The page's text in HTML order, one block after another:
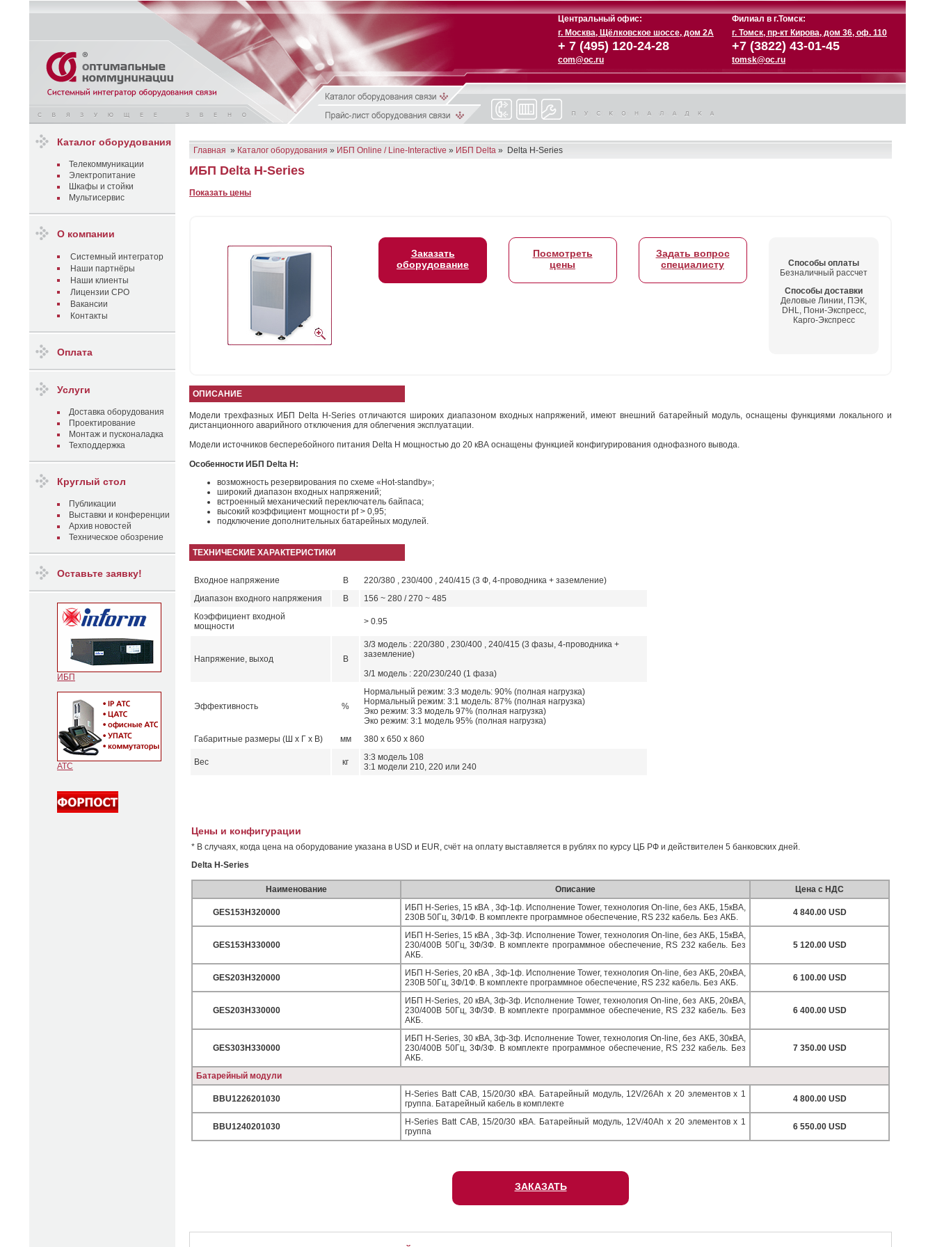
Центральный офис:
Филиал в г.Томск:
г. Москва, Щёлковское шоссе, дом 2А
г. Томск, пр-кт Кирова, дом 36, оф. 110
+ 7 (495) 120-24-28 +7 (3822) 43-01-45
com@oc.ru tomsk@oc.ru
Каталог оборудования
Телекоммуникации
Электропитание
Шкафы и стойки
Мультисервис
О компании
Системный интегратор
Наши партнёры
Наши клиенты
Лицензии СРО
Вакансии
Контакты
Оплата
Услуги
Доставка оборудования
Проектирование
Монтаж и пусконаладка
Техподдержка
Круглый стол
Публикации
Выставки и конференции
Архив новостей
Техническое обозрение
Оставьте заявку!
ИБП
АТС
Главная » Каталог оборудования » ИБП Online / Line-Interactive » ИБП Delta » Delta H-Series
ИБП Delta H-Series
Показать цены
Заказать
оборудование
Посмотреть
цены
Задать вопрос
специалисту
Способы оплаты
Безналичный рассчет
Способы доставки
Деловые Линии, ПЭК,
DHL, Пони-Экспресс,
Карго-Экспресс
ОПИСАНИЕ
Модели трехфазных ИБП Delta H-Series отличаются широких диапазоном входных напряжений, имеют внешний батарейный модуль, оснащены функциями локального и
дистанционного аварийного отключения для облегчения эксплуатации.
Модели источников бесперебойного питания Delta H мощностью до 20 кВА оснащены функцией конфигурирования однофазного вывода.
Особенности ИБП Delta H:
возможность резервирования по схеме «Hot-standby»;
широкий диапазон входных напряжений;
встроенный механический переключатель байпаса;
высокий коэффициент мощности pf > 0,95;
подключение дополнительных батарейных модулей.
ТЕХНИЧЕСКИЕ ХАРАКТЕРИСТИКИ
Входное напряжение В
220/380 , 230/400 , 240/415 (3 Ф, 4-проводника + заземление)
Диапазон входного напряжения
В
156 ~ 280 / 270 ~ 485
Коэффициент входной
мощности
> 0.95
Напряжение, выход В
3/3 модель : 220/380 , 230/400 , 240/415 (3 фазы, 4-проводника +
заземление)
3/1 модель : 220/230/240 (1 фаза)
Эффективность %
Нормальный режим: 3:3 модель: 90% (полная нагрузка)
Нормальный режим: 3:1 модель: 87% (полная нагрузка)
Эко режим: 3:3 модель 97% (полная нагрузка)
Эко режим: 3:1 модель 95% (полная нагрузка)
Габаритные размеры (Ш x Г x В)
мм 380 x 650 x 860
Вес кг
3:3 модель 108
3:1 модели 210, 220 или 240
Цены и конфигурации
* В случаях, когда цена на оборудование указана в USD и EUR, счёт на оплату выставляется в рублях по курсу ЦБ РФ и действителен 5 банковских дней.
Delta H-Series
Наименование Описание Цена с НДС
GES153H320000
ИБП H-Series, 15 кВА , 3ф-1ф. Исполнение Tower, технология On-line, без АКБ, 15кВА,
230В 50Гц, 3Ф/1Ф. В комплекте программное обеспечение, RS 232 кабель. Без АКБ.
4 840.00 USD
GES153H330000
ИБП H-Series, 15 кВА , 3ф-3ф. Исполнение Tower, технология On-line, без АКБ, 15кВА,
230/400В 50Гц, 3Ф/3Ф. В комплекте программное обеспечение, RS 232 кабель. Без
АКБ.
5 120.00 USD
GES203H320000
ИБП H-Series, 20 кВА , 3ф-1ф. Исполнение Tower, технология On-line, без АКБ, 20кВА,
230В 50Гц, 3Ф/1Ф. В комплекте программное обеспечение, RS 232 кабель. Без АКБ.
6 100.00 USD
GES203H330000
ИБП H-Series, 20 кВА, 3ф-3ф. Исполнение Tower, технология On-line, без АКБ, 20кВА,
230/400В 50Гц, 3Ф/3Ф. В комплекте программное обеспечение, RS 232 кабель. Без
АКБ.
6 400.00 USD
GES303H330000
ИБП H-Series, 30 кВА, 3ф-3ф. Исполнение Tower, технология On-line, без АКБ, 30кВА,
230/400В 50Гц, 3Ф/3Ф. В комплекте программное обеспечение, RS 232 кабель. Без
АКБ.
7 350.00 USD
Батарейный модули
BBU1226201030
H-Series Batt CAB, 15/20/30 кВА. Батарейный модуль, 12V/26Ah x 20 элементов x 1
группа. Батарейный кабель в комплекте
4 800.00 USD
BBU1240201030
H-Series Batt CAB, 15/20/30 кВА. Батарейный модуль, 12V/40Ah x 20 элементов x 1
группа
6 550.00 USD
ЗАКАЗАТЬ